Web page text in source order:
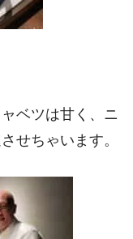
ベツは甘く、ニ
せちゃいます。